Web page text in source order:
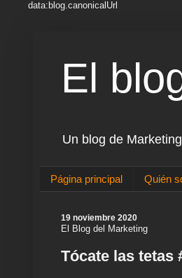
data:blog.canonicalUrl
El
Un blog de
Página principal Quién
19 noviembre 2020
El Blog del Marketing
Tócate las tetas